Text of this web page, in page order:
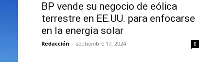
BP vende su negocio de eólica
terrestre en EE.UU. para enfocarse
en la energía solar
Redacción - septiembre 17, 2024 0